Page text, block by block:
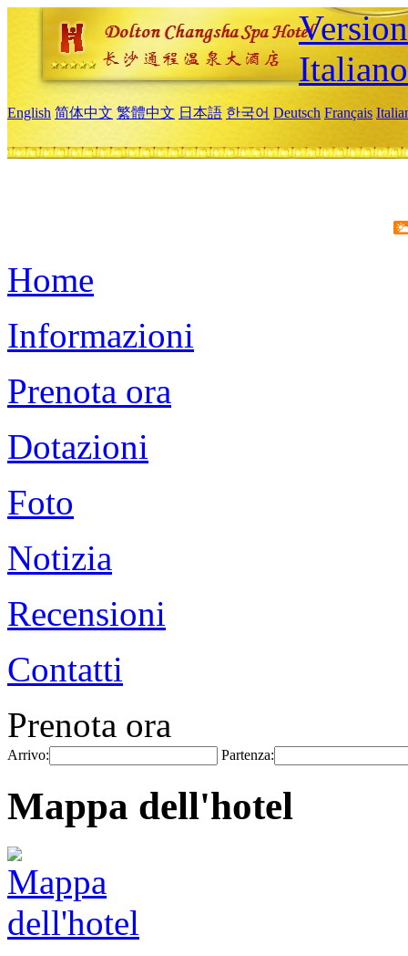
Italiano
English 简体中文 繁體中文 日本語 한국어 Deutsch Français
Home
Informazioni
Prenota ora
Dotazioni
Foto
Notizia
Recensioni
Contatti
Prenota ora
Arrivo: Partenza:
Mappa dell'hotel